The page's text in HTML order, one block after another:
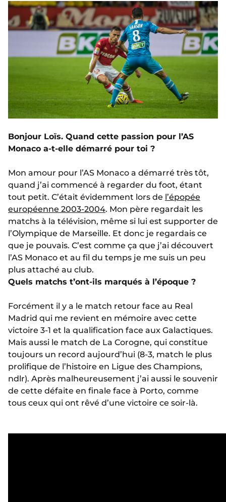
Bonjour Loïs. Quand cette passion pour l’AS
Monaco a-t-elle démarré pour toi ?
Mon amour pour l’AS Monaco a démarré très tôt,
quand j’ai commencé à regarder du foot, étant
tout petit. C’était évidemment lors de l’épopée
européenne 2003-2004. Mon père regardait les
matchs à la télévision, même si lui est supporter de
l’Olympique de Marseille. Et donc je regardais ce
que je pouvais. C’est comme ça que j’ai découvert
l’AS Monaco et au fil du temps je me suis un peu
plus attaché au club.
Quels matchs t’ont-ils marqués à l’époque ?
Forcément il y a le match retour face au Real
Madrid qui me revient en mémoire avec cette
victoire 3-1 et la qualification face aux Galactiques.
Mais aussi le match de La Corogne, qui constitue
toujours un record aujourd’hui (8-3, match le plus
prolifique de l’histoire en Ligue des Champions,
ndlr). Après malheureusement j’ai aussi le souvenir
de cette défaite en finale face à Porto, comme
tous ceux qui ont rêvé d’une victoire ce soir-là.